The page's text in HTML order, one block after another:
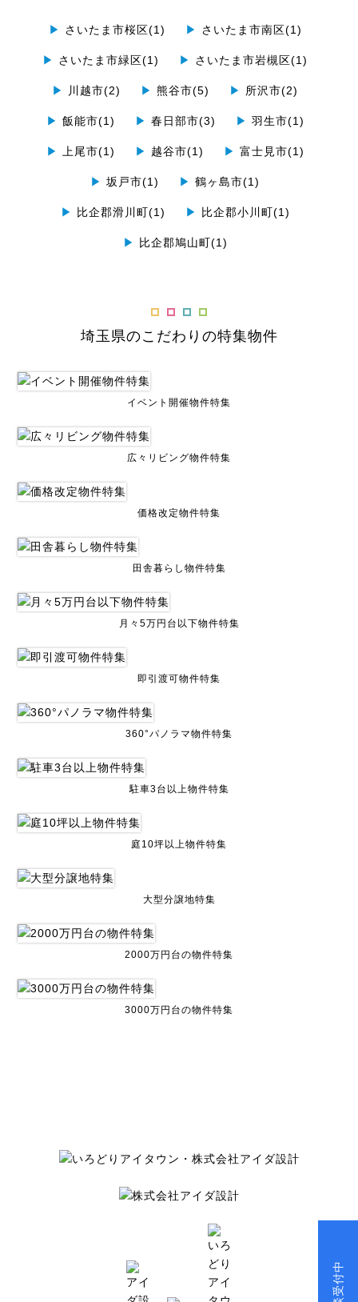
▶ さいたま市桜区(1) ▶ さいたま市南区(1)
▶ さいたま市緑区(1) ▶ さいたま市岩槻区(1)
▶ 川越市(2) ▶ 熊谷市(5) ▶ 所沢市(2)
▶ 飯能市(1) ▶ 春日部市(3) ▶ 羽生市(1)
▶ 上尾市(1) ▶ 越谷市(1) ▶ 富士見市(1)
▶ 坂戸市(1) ▶ 鶴ヶ島市(1)
▶ 比企郡滑川町(1) ▶ 比企郡小川町(1)
▶ 比企郡鳩山町(1)
埼玉県のこだわりの特集物件
イベント開催物件特集
広々リビング物件特集
価格改定物件特集
田舎暮らし物件特集
月々5万円台以下物件特集
即引渡可物件特集
360°パノラマ物件特集
駐車3台以上物件特集
庭10坪以上物件特集
大型分譲地特集
2000万円台の物件特集
3000万円台の物件特集